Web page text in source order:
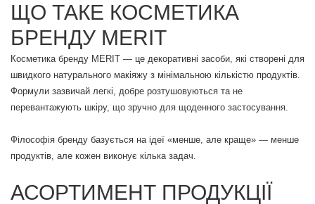
ЩО ТАКЕ КОСМЕТИКА
БРЕНДУ MERIT
Косметика бренду MERIT — це декоративні засоби, які створені для
швидкого натурального макіяжу з мінімальною кількістю продуктів.
Формули зазвичай легкі, добре розтушовуються та не
перевантажують шкіру, що зручно для щоденного застосування.
Філософія бренду базується на ідеї «менше, але краще» — менше
продуктів, але кожен виконує кілька задач.
АСОРТИМЕНТ ПРОДУКЦІЇ